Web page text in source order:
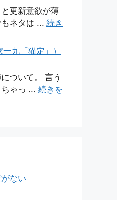
更新意欲が薄
ネタは ... 続き
九「猫定」）
ついて。 言う
ゃっ ... 続きを
ない